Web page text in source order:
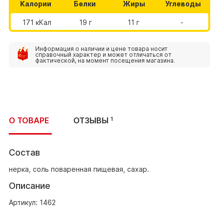
Калории Белки Жиры Углеводы
171 кКал 19 г 11 г -
Информация о наличии и цене товара носит
справочный характер и может отличаться от
фактической, на момент посещения магазина.
О ТОВАРЕ ОТЗЫВЫ 1
Состав
нерка, соль поваренная пищевая, сахар.
Описание
Артикул: 1462